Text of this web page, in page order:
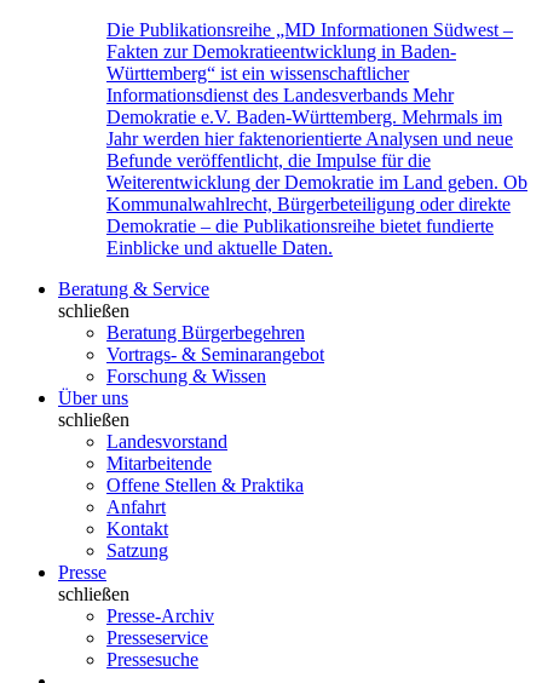
Die Publikationsreihe „MD Informationen Südwest –
Fakten zur Demokratieentwicklung in Baden-
Württemberg“ ist ein wissenschaftlicher
Informationsdienst des Landesverbands Mehr
Demokratie e.V. Baden-Württemberg. Mehrmals im
Jahr werden hier faktenorientierte Analysen und neue
Befunde veröffentlicht, die Impulse für die
Weiterentwicklung der Demokratie im Land geben. Ob
Kommunalwahlrecht, Bürgerbeteiligung oder direkte
Demokratie – die Publikationsreihe bietet fundierte
Einblicke und aktuelle Daten.
Beratung & Service
schließen
Beratung Bürgerbegehren
Vortrags- & Seminarangebot
Forschung & Wissen
Über uns
schließen
Landesvorstand
Mitarbeitende
Offene Stellen & Praktika
Anfahrt
Kontakt
Satzung
Presse
schließen
Presse-Archiv
Presseservice
Pressesuche